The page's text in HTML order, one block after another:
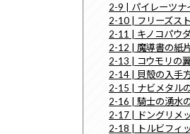
2-9 | パイレーツナ
2-10 | フリーズス
2-11 | キノコパウ
2-12 | 魔導書の紙
2-13 | コウモリの
2-14 | 貝殻の入手
2-15 | ナビメタル
2-16 | 騎士の湧水
2-17 | ドングリメ
2-18 | トルビフィ